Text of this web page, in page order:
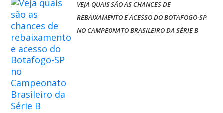
VEJA QUAIS SÃO AS CHANCES DE
REBAIXAMENTO E ACESSO DO BOTAFOGO-SP
NO CAMPEONATO BRASILEIRO DA SÉRIE B